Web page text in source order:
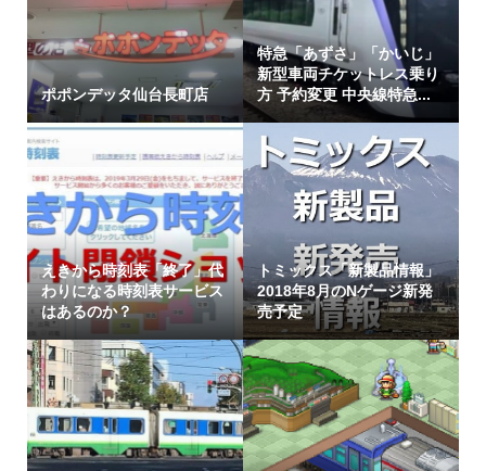
ポポンデッタ仙台長町店
特急「あずさ」「かいじ」
新型車両チケットレス乗り
方 予約変更 中央線特急...
えきから時刻表「終了」代
わりになる時刻表サービス
はあるのか？
トミックス「新製品情報」
2018年8月のNゲージ新発
売予定